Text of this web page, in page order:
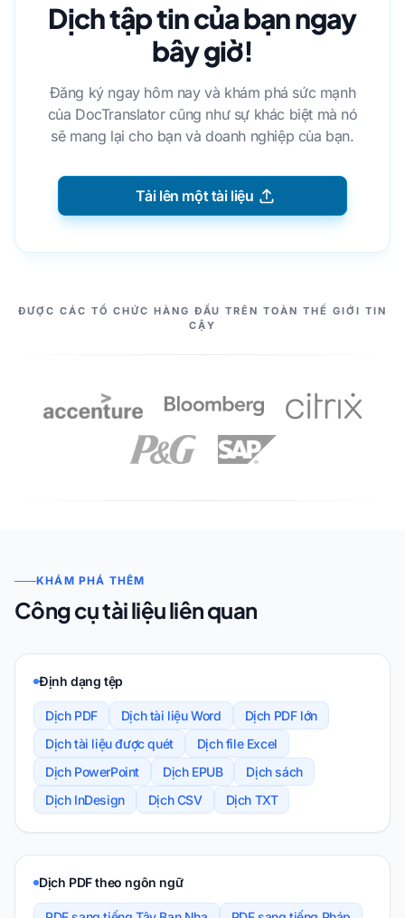
Dịch tập tin của bạn ngay
bây giờ!
Đăng ký ngay hôm nay và khám phá sức mạnh
của DocTranslator cũng như sự khác biệt mà nó
sẽ mang lại cho bạn và doanh nghiệp của bạn.
Tải lên một tài liệu
NHỮNG CỘNG SỰ CỦA CHÚNG TA
ĐƯỢC CÁC TỔ CHỨC HÀNG ĐẦU TRÊN TOÀN THẾ GIỚI TIN
CẬY
KHÁM PHÁ THÊM
Công cụ tài liệu liên quan
Định dạng tệp
Dịch PDF Dịch tài liệu Word
Dịch PDF lớn
Dịch tài liệu được quét
Dịch file Excel
Dịch PowerPoint
Dịch EPUB
Dịch sách
Dịch InDesign
Dịch CSV Dịch TXT
Dịch PDF theo ngôn ngữ